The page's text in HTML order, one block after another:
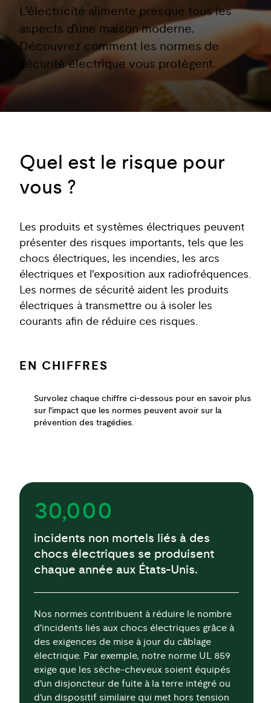
L'électricité alimente presque tous les
aspects d'une maison moderne.
Découvrez comment les normes de
sécurité électrique vous protègent.
Quel est le risque pour
vous ?
Les produits et systèmes électriques peuvent
présenter des risques importants, tels que les
chocs électriques, les incendies, les arcs
électriques et l'exposition aux radiofréquences.
Les normes de sécurité aident les produits
électriques à transmettre ou à isoler les
courants afin de réduire ces risques.
EN CHIFFRES
Survolez chaque chiffre ci-dessous pour en savoir plus
sur l'impact que les normes peuvent avoir sur la
prévention des tragédies.
30,000
incidents non mortels liés à des
chocs électriques se produisent
chaque année aux États-Unis.
Nos normes contribuent à réduire le nombre
d'incidents liés aux chocs électriques grâce à
des exigences de mise à jour du câblage
électrique. Par exemple, notre norme UL 859
exige que les sèche-cheveux soient équipés
d'un disjoncteur de fuite à la terre intégré ou
d'un dispositif similaire qui met hors tension